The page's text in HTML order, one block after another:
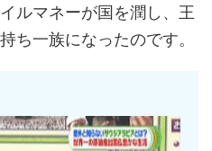
ルマネーが国を潤し、王
ち一族になったのです。